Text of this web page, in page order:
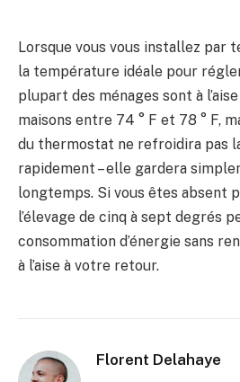
Lorsque vous vous installez par
la température idéale pour
plupart des ménages sont à
maisons entre 74 ° F et 78 ° F,
du thermostat ne refroidira pas
rapidement – elle gardera
longtemps. Si vous êtes absent
l’élevage de cinq à sept degrés
consommation d’énergie sans
à l’aise à votre retour.
Florent Delahaye